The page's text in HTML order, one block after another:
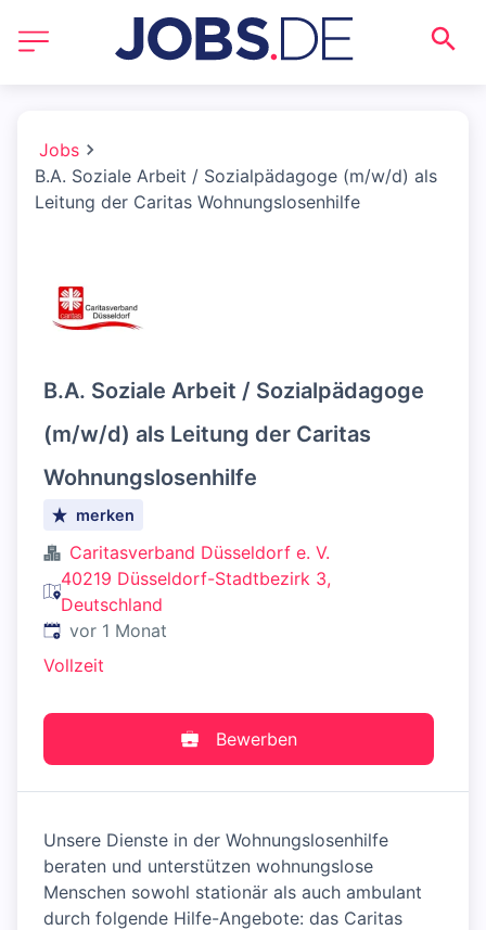
Jobs
B.A. Soziale Arbeit / Sozialpädagoge (m/w/d) als
Leitung der Caritas Wohnungslosenhilfe
B.A. Soziale Arbeit / Sozialpädagoge
(m/w/d) als Leitung der Caritas
Wohnungslosenhilfe
merken
Caritasverband Düsseldorf e. V.
40219 Düsseldorf-Stadtbezirk 3,
Deutschland
Veröffentlicht:
vor 1 Monat
Vollzeit
Bewerben
Unsere Dienste in der Wohnungslosenhilfe
beraten und unterstützen wohnungslose
Menschen sowohl stationär als auch ambulant
durch folgende Hilfe-Angebote: das Caritas